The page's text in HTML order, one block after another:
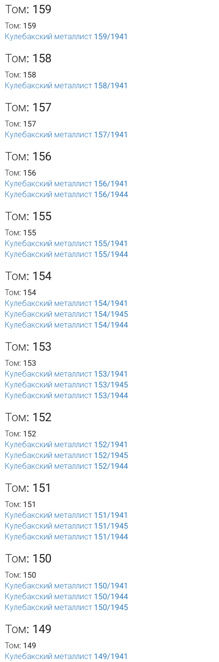
Том: 159
Том: 159
Кулебакский металлист 159/1941
Том: 158
Том: 158
Кулебакский металлист 158/1941
Том: 157
Том: 157
Кулебакский металлист 157/1941
Том: 156
Том: 156
Кулебакский металлист 156/1941
Кулебакский металлист 156/1944
Том: 155
Том: 155
Кулебакский металлист 155/1941
Кулебакский металлист 155/1944
Том: 154
Том: 154
Кулебакский металлист 154/1941
Кулебакский металлист 154/1945
Кулебакский металлист 154/1944
Том: 153
Том: 153
Кулебакский металлист 153/1941
Кулебакский металлист 153/1945
Кулебакский металлист 153/1944
Том: 152
Том: 152
Кулебакский металлист 152/1941
Кулебакский металлист 152/1945
Кулебакский металлист 152/1944
Том: 151
Том: 151
Кулебакский металлист 151/1941
Кулебакский металлист 151/1945
Кулебакский металлист 151/1944
Том: 150
Том: 150
Кулебакский металлист 150/1941
Кулебакский металлист 150/1944
Кулебакский металлист 150/1945
Том: 149
Том: 149
Кулебакский металлист 149/1941